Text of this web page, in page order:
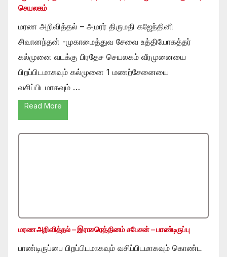
செயலகம்
மரண அறிவித்தல் – அமரர் திருமதி கஜேந்தினி
சிவானந்தன் -முகாமைத்துவ சேவை உத்தியோகத்தர்
கல்முனை வடக்கு பிரதேச செயலகம் வீரமுனையை
பிறப்பிடமாகவும் கல்முனை 1 மணற்சேனையை
வசிப்பிடமாகவும் …
Read More
மரண அறிவித்தல் – இராசரெத்தினம் சபேசன் – பாண்டிருப்பு
பாண்டிருப்பை பிறப்பிடமாகவும் வசிப்பிடமாகவும் கொண்ட